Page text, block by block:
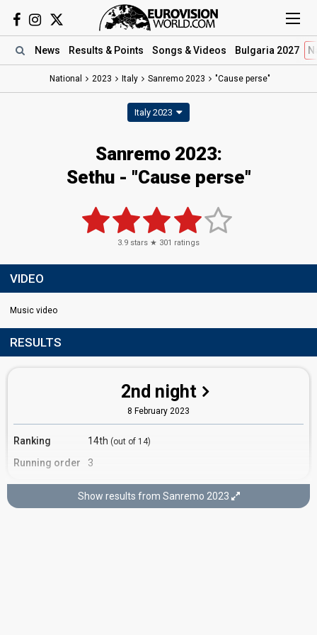
News Results & Points Songs & Videos Bulgaria 2027
National 2023 Italy Sanremo 2023 "Cause perse"
Italy 2023
Sanremo 2023:
Sethu- "Cause perse"
3.9 stars ★ 301 ratings
VIDEO
Music video
RESULTS
2nd night
8 February 2023
Ranking 14th (out of 14)
Running order 3
3rd night
Show results from Sanremo 2023